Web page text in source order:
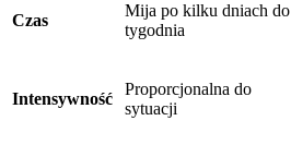
Czas
Mija po kilku dniach do
tygodnia
Intensywność
Proporcjonalna do
sytuacji